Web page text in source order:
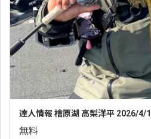
達人情報 檜原湖 高梨洋平 2026/4/
無料